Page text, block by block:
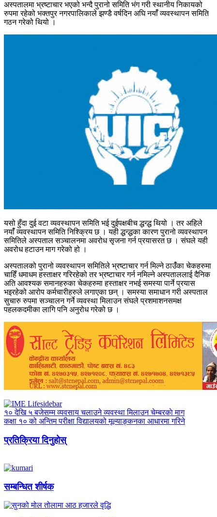
अस्पतालमा भ्रष्टाचार भएको भन्दै पुरानो समिति भंग गरी स्थानीय निकायको
रुपमा रहेको भक्तपुर नगरपालिकाले झण्डै वर्षदिन अघि नयाँं व्यवस्थापन समिति
गठन गरेको थियो ।
यसो हुँदा दुई वटा व्यवस्थापन समिति भई दुईपक्षबीच द्धन्द्ध थियो । तर अहिले
नयाँं व्यवस्थापन समिति निश्क्रिय छ । यही द्धन्द्धका कारण पुरानो व्यवस्थापन
समितिले अस्पताल सञ्चालनमा अवरोध सृजना गर्न प्रयासरत छ । संघले यही
अवरोध हटाउन माग गरेको हो ।
अस्पतालको पुरानो व्यवस्थापन समितिले भ्रष्टाचार गर्न मिल्ने ठाउँंका चेकहरुमा
चाहिँ धमाधम हस्ताक्षर गरिरहेको तर भ्रष्टाचार गर्न नमिल्ने अस्पताललाई दैनिक
अति आवश्यक समानहरुका चेकहरुमा हस्ताक्षर नभई समस्या पार्ने प्रयास
भइरहेको आरोप कर्मचारीहरुले लगाएका छन् । समस्या समाधान गरी अस्पताल
सुचारु रुपमा सञ्चालन गर्ने व्यवस्था मिलाउन संघले प्रशमाशनसमक्ष
पहलकदमीका लागि पनि अनुरोध गरेको छ ।
१० देखि ५ बजेसम्म व्यवसाय चलाउने व्यवस्था मिलाउन चेम्बरकाे माग
कक्षा १० को अन्तिम परीक्षा विद्यालयको मूल्याङ्कनका आधारमा गरिने
प्रतिक्रिया दिनुहोस्
सम्बन्धित शीर्षक